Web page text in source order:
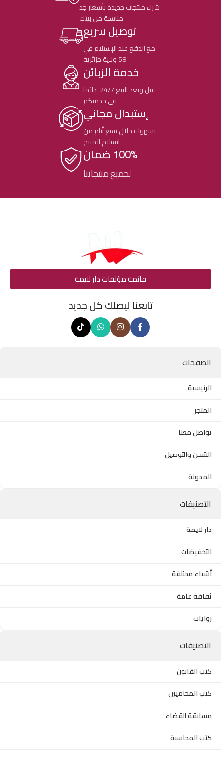
شراء منتجات جديدة بأسعار جد
مناسبة من بيتك
توصيل سريع
مع الدفع عند الإستلام في
58 ولاية جزائرية
خدمة الزبائن
قبل وبعد البيع 24/7 دائما
في خدمتكم
إستبدال مجاني
بسهولة خلال سبع أيام من
استلام المنتج
100% ضمان
لجميع منتجاتنا
قائمة مؤلفات دار لايمة
تابعنا ليصلك كل جديد
الصفحات
الرئيسية
المتجر
تواصل معنا
الشحن والتوصيل
المدونة
التصنيفات
دار لايمة
التخفيضات
أشياء مختلفة
ثقافة عامة
روايات
التصنيفات
كتب القانون
كتب المحاميين
مسابقة القضاء
كتب المحاسبة